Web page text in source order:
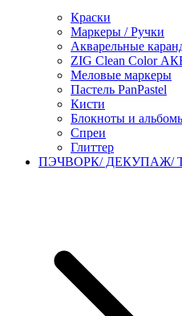
Краски
Маркеры / Ручки
Акварельные
ZIG Clean Color
Меловые маркеры
Пастель PanPastel
Кисти
Блокноты и
Спреи
Глиттер
ПЭЧВОРК/ ДЕКУПАЖ/